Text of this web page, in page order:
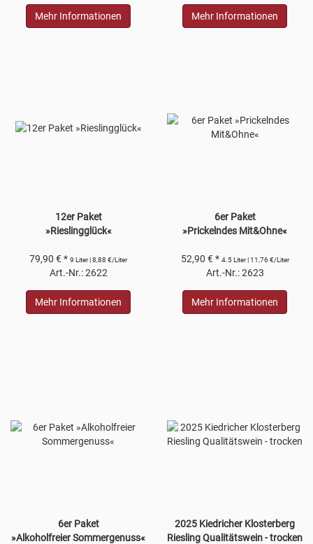
Mehr Informationen Mehr Informationen
12er Paket
»Rieslingglück«
79,90 € * 9 Liter | 8,88 €/Liter
Art.-Nr.: 2622
Mehr Informationen
6er Paket
»Prickelndes Mit&Ohne«
52,90 € * 4.5 Liter | 11,76 €/Liter
Art.-Nr.: 2623
Mehr Informationen
6er Paket
»Alkoholfreier Sommergenuss«
2025 Kiedricher Klosterberg
Riesling Qualitätswein - trocken